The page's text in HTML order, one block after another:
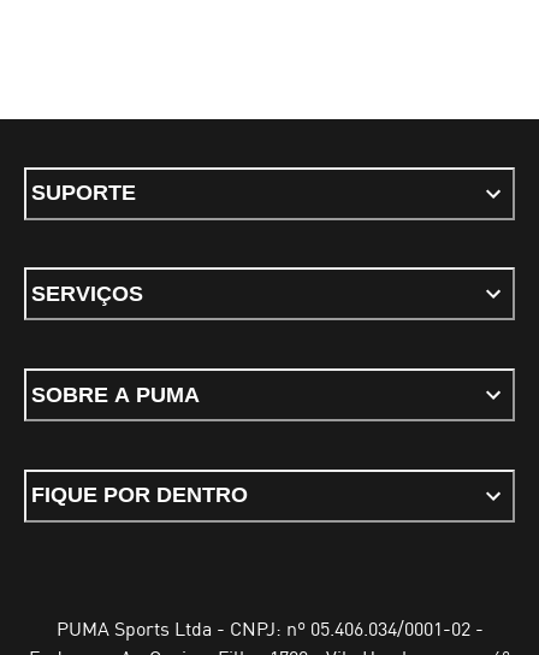
SUPORTE
SERVIÇOS
SOBRE A PUMA
FIQUE POR DENTRO
PUMA Sports Ltda - CNPJ: nº 05.406.034/0001-02 -